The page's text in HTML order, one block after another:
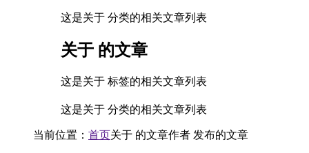
这是关于 分类的相关文章列表
关于 的文章
这是关于 标签的相关文章列表
这是关于 分类的相关文章列表
当前位置： 首页关于 的文章作者 发布的文章